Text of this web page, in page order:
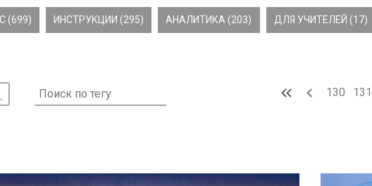
(699) ИНСТРУКЦИИ (295) АНАЛИТИКА (203) ДЛЯ УЧИТЕЛЕЙ (17)
130 131